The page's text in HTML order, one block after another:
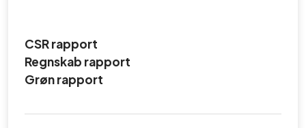
CSR rapport
Regnskab rapport
Grøn rapport